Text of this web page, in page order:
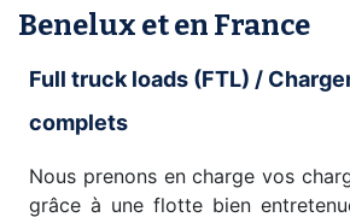
Benelux et en France
Full truck loads (FTL) /
complets
Nous prenons en charge vos
grâce à une flotte bien